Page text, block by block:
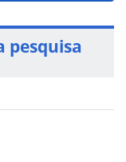
pesquisa